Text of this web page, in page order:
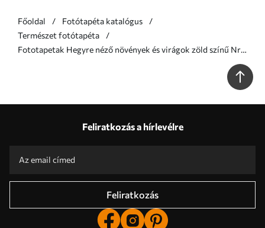
Főoldal
Fotótapéta katalógus
Természet fotótapéta
Fototapetak Hegyre néző növények és virágok zöld színű Nr.
Feliratkozás a hírlevélre
Feliratkozás